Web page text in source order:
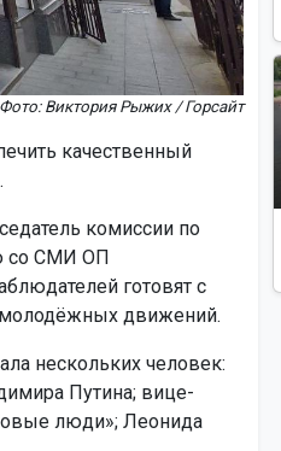
Фото: Виктория Рыжих / Горсайт
качественный
комиссии по
со СМИ ОП
готовят с
молодёжных движений.
нескольких человек:
Путина; вице-
люди»; Леонида